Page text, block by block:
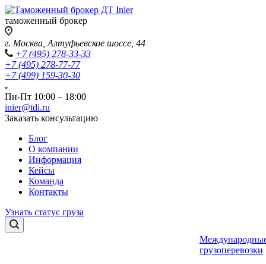
таможенный брокер
г. Москва, Алтуфьевское шоссе, 44
+7 (495) 278-33-33
+7 (495) 278-77-77
+7 (499) 159-30-30
Пн-Пт 10:00 – 18:00
inier@tdi.ru
Заказать консультацию
Блог
О компании
Информация
Кейсы
Команда
Контакты
Узнать статус груза
грузоперевозки